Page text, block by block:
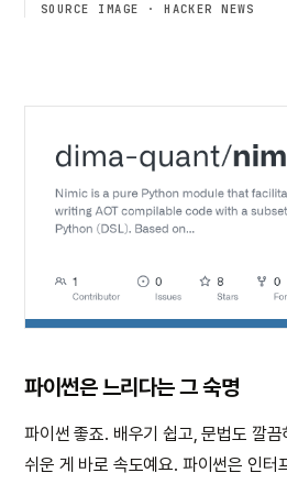
SOURCE IMAGE · HACKER NEWS
파이썬은 느리다는 그 숙명
파이썬 좋죠. 배우기 쉽고, 문법도 깔
쉬운 게 바로 속도예요. 파이썬은 인터